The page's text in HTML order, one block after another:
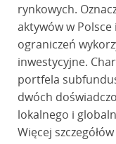
rynkowych.
aktywów w Polsce
ograniczeń
inwestycyjne.
portfela
dwóch
lokalnego i
Więcej